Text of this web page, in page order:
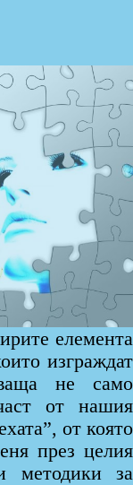
елемента
изграждат
не само
от нашия
от която
през целия
методики за